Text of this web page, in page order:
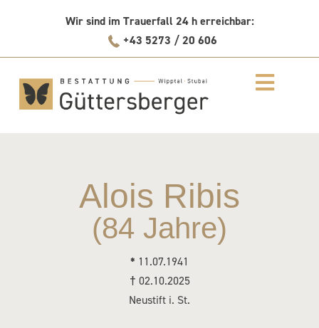
Wir sind im Trauerfall 24 h erreichbar:
+43 5273 / 20 606
Alois Ribis
(84 Jahre)
* 11.07.1941
† 02.10.2025
Neustift i. St.